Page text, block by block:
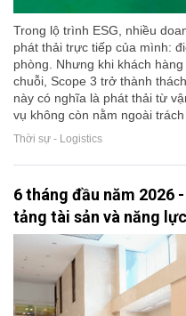
Trong lộ trình ESG, nhiều
phát thải trực tiếp của mình:
phòng. Nhưng khi khách
chuỗi, Scope 3 trở thành
này có nghĩa là phát thải từ
vụ không còn nằm ngoài
Thời sự - Logistics
6 tháng đầu năm 2026
tảng tài sản và năng